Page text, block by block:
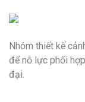
Nhóm thiết kế
để nỗ lực phối
đại.